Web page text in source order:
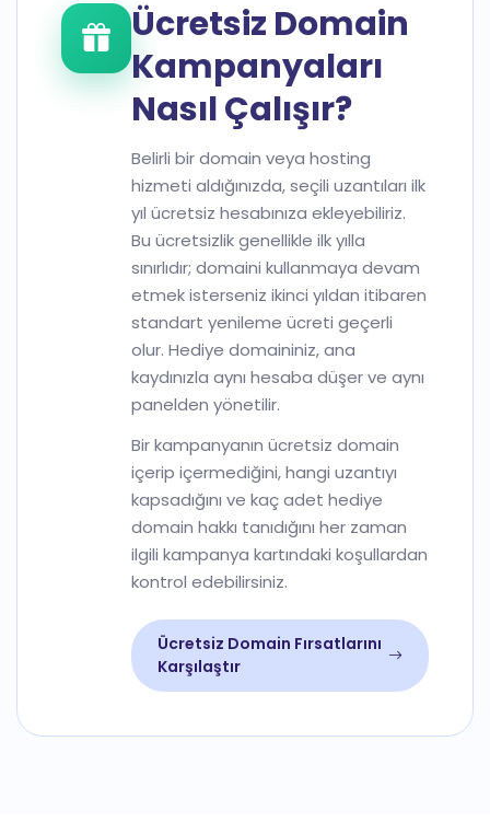
Ücretsiz Domain
Kampanyaları
Nasıl Çalışır?
Belirli bir domain veya hosting
hizmeti aldığınızda, seçili uzantıları ilk
yıl ücretsiz hesabınıza ekleyebiliriz.
Bu ücretsizlik genellikle ilk yılla
sınırlıdır; domaini kullanmaya devam
etmek isterseniz ikinci yıldan itibaren
standart yenileme ücreti geçerli
olur. Hediye domaininiz, ana
kaydınızla aynı hesaba düşer ve aynı
panelden yönetilir.
Bir kampanyanın ücretsiz domain
içerip içermediğini, hangi uzantıyı
kapsadığını ve kaç adet hediye
domain hakkı tanıdığını her zaman
ilgili kampanya kartındaki koşullardan
kontrol edebilirsiniz.
Ücretsiz Domain Fırsatlarını
Karşılaştır